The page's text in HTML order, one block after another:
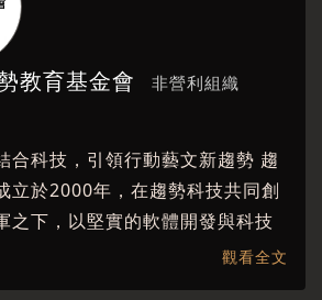
原／導演
麗群／作家
／詩人、作家
的星星〉羅毓嘉／詩人
安祈／劇作家
／散文作家
教育基金會 非營利組織
合科技，引領行動藝文新趨勢 趨
立於2000年，在趨勢科技共同創
之下，以堅實的軟體開發與科技
合最新的資訊運用，致力以科技
觀看全文